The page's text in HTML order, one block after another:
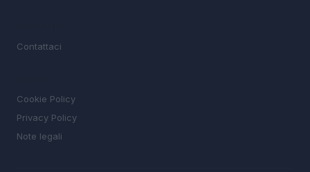
Contattaci
Cookie Policy
Privacy Policy
Note legali